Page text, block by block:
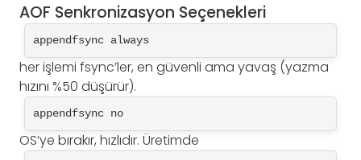
AOF Senkronizasyon Seçenekleri
appendfsync always
her işlemi fsync’ler, en güvenli ama yavaş (yazma
hızını %50 düşürür).
appendfsync no
OS’ye bırakır, hızlıdır. Üretimde